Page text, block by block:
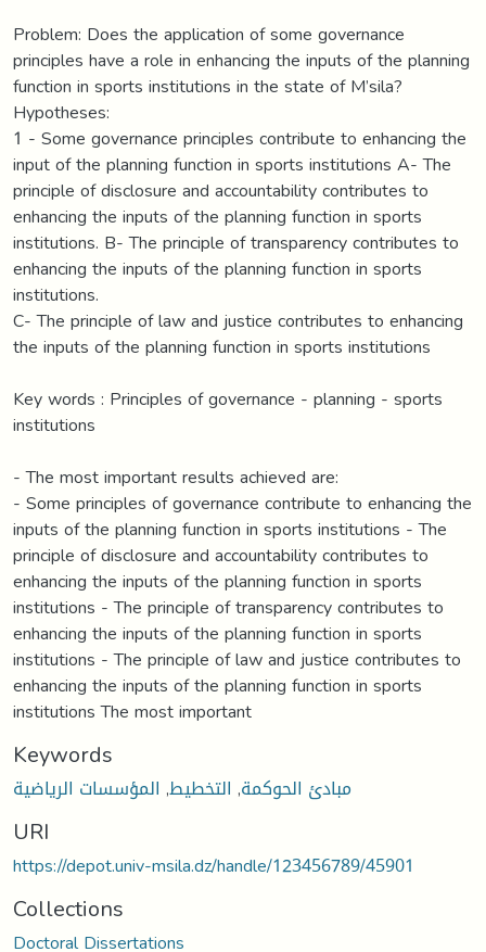
Problem: Does the application of some governance
principles have a role in enhancing the inputs of the planning
function in sports institutions in the state of M’sila?
Hypotheses:
1 - Some governance principles contribute to enhancing the
input of the planning function in sports institutions A- The
principle of disclosure and accountability contributes to
enhancing the inputs of the planning function in sports
institutions. B- The principle of transparency contributes to
enhancing the inputs of the planning function in sports
institutions.
C- The principle of law and justice contributes to enhancing
the inputs of the planning function in sports institutions
Key words : Principles of governance - planning - sports
institutions
- The most important results achieved are:
- Some principles of governance contribute to enhancing the
inputs of the planning function in sports institutions - The
principle of disclosure and accountability contributes to
enhancing the inputs of the planning function in sports
institutions - The principle of transparency contributes to
enhancing the inputs of the planning function in sports
institutions - The principle of law and justice contributes to
enhancing the inputs of the planning function in sports
institutions The most important
Keywords
مبادئ الحوكمة, التخطيط, المؤسسات الرياضية
URI
https://depot.univ-msila.dz/handle/123456789/45901
Collections
Doctoral Dissertations